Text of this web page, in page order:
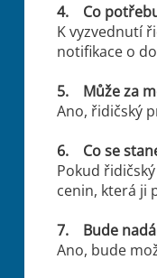
4. Co
K vyzvednutí
notifikace o
5. Může za
Ano, řidičský
6. Co se
Pokud
cenin, která ji
7. Bude
Ano, bude